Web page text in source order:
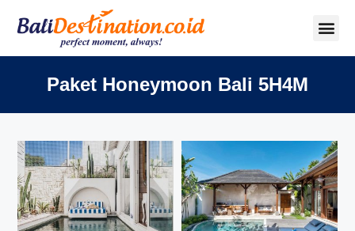
Paket Honeymoon Bali 5H4M